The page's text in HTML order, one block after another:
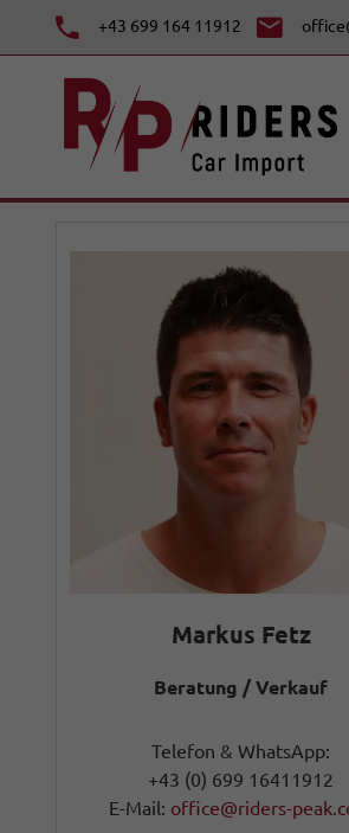
+43 699 164 11912
Markus Fetz
Beratung / Verkauf
Telefon & WhatsApp:
+43 (0) 699 16411912
E-Mail: office@riders-